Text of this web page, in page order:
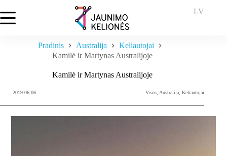
to
content
LV
Pradinis Australija
Keliautojai
Kamilė ir Martynas Australijoje
Kamilė ir Martynas Australijoje
2019-06-06 Visos Australija ,Keliautojai